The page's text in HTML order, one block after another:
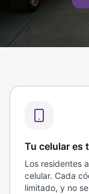
Tu celular es
Los residentes
celular. Cada
limitado, y no